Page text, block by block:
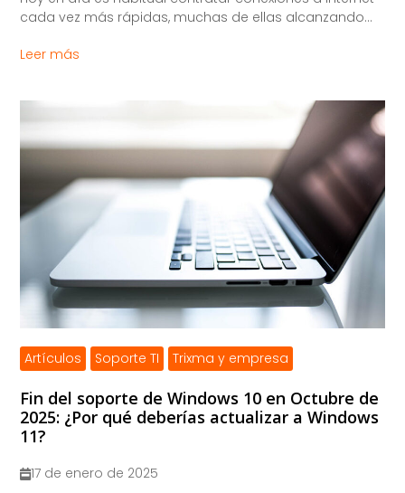
cada vez más rápidas, muchas de ellas alcanzando...
Leer más
Artículos Soporte TI Trixma y empresa
Fin del soporte de Windows 10 en Octubre de
2025: ¿Por qué deberías actualizar a Windows
11?
17 de enero de 2025